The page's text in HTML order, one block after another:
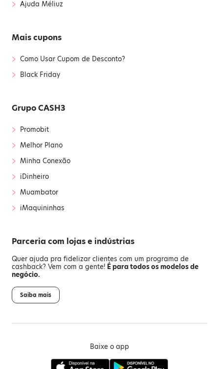
› Ajuda Méliuz
Mais cupons
› Como Usar Cupom de Desconto?
› Black Friday
Grupo CASH3
› Promobit
› Melhor Plano
› Minha Conexão
› iDinheiro
› Muambator
› iMaquininhas
Parceria com lojas e indústrias
Quer ajuda pra fidelizar clientes com um programa de
cashback? Vem com a gente! É para todos os modelos de
negócio.
Saiba mais
Baixe o app